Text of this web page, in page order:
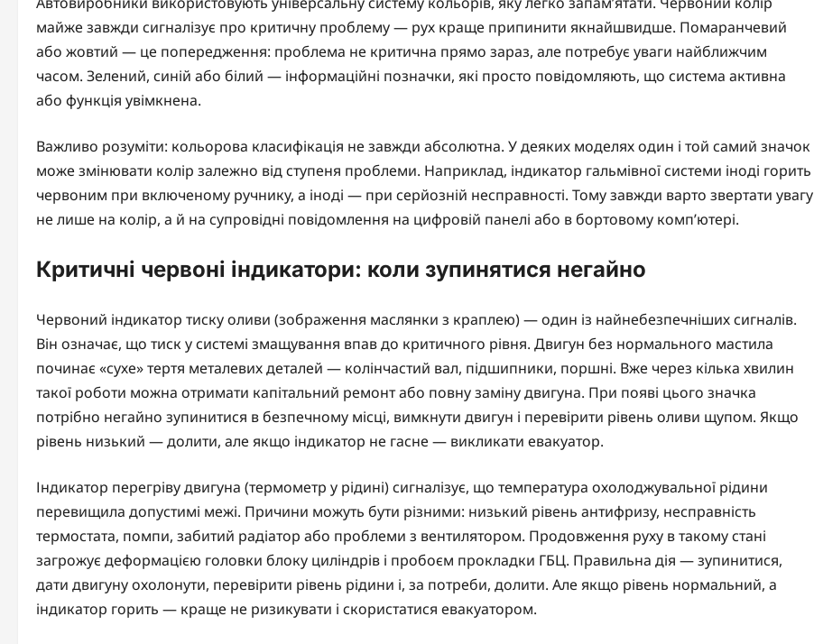
майже завжди сигналізує про критичну проблему — рух краще припинити якнайшвидше. Помаранчевий
або жовтий — це попередження: проблема не критична прямо зараз, але потребує уваги найближчим
часом. Зелений, синій або білий — інформаційні позначки, які просто повідомляють, що система активна
або функція увімкнена.
Важливо розуміти: кольорова класифікація не завжди абсолютна. У деяких моделях один і той самий значок
може змінювати колір залежно від ступеня проблеми. Наприклад, індикатор гальмівної системи іноді горить
червоним при включеному ручнику, а іноді — при серйозній несправності. Тому завжди варто звертати увагу
не лише на колір, а й на супровідні повідомлення на цифровій панелі або в бортовому комп’ютері.
Критичні червоні індикатори: коли зупинятися негайно
Червоний індикатор тиску оливи (зображення маслянки з краплею) — один із найнебезпечніших сигналів.
Він означає, що тиск у системі змащування впав до критичного рівня. Двигун без нормального мастила
починає «сухе» тертя металевих деталей — колінчастий вал, підшипники, поршні. Вже через кілька хвилин
такої роботи можна отримати капітальний ремонт або повну заміну двигуна. При появі цього значка
потрібно негайно зупинитися в безпечному місці, вимкнути двигун і перевірити рівень оливи щупом. Якщо
рівень низький — долити, але якщо індикатор не гасне — викликати евакуатор.
Індикатор перегріву двигуна (термометр у рідині) сигналізує, що температура охолоджувальної рідини
перевищила допустимі межі. Причини можуть бути різними: низький рівень антифризу, несправність
термостата, помпи, забитий радіатор або проблеми з вентилятором. Продовження руху в такому стані
загрожує деформацією головки блоку циліндрів і пробоєм прокладки ГБЦ. Правильна дія — зупинитися,
дати двигуну охолонути, перевірити рівень рідини і, за потреби, долити. Але якщо рівень нормальний, а
індикатор горить — краще не ризикувати і скористатися евакуатором.